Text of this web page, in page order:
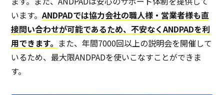
います。ANDPADでは協力会社の職人様・営業者様も直
接問い合わせが可能であるため、不安なくANDPADを利
用できます。 また、年間7000回以上の説明会を開催して
いるため、最大限ANDPADを使いこなすことができま
す。